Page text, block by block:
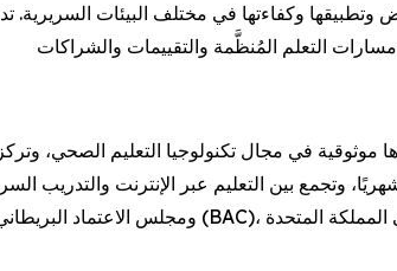
وكفاءتها في مختلف البيئات السريرية.